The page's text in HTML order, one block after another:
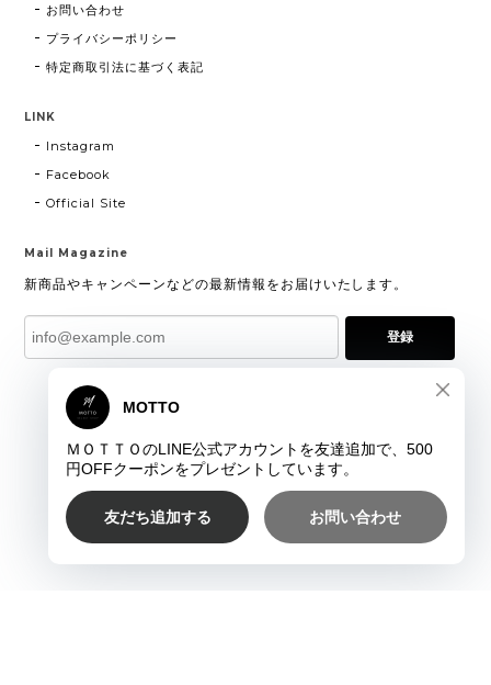
お問い合わせ
プライバシーポリシー
特定商取引法に基づく表記
LINK
Instagram
Facebook
Official Site
Mail Magazine
新商品やキャンペーンなどの最新情報をお届けいたします。
登録